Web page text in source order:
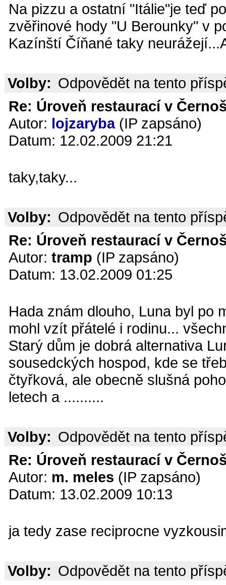
Na pizzu a ostatní "Itálie"je teď
zvěřinové hody "U Berounky" v
Kazínští Číňané taky
Volby: Odpovědět na tento
Re: Úroveň restaurací v
Autor: lojzaryba(IP zapsáno)
Datum: 12.02.2009 21:21
taky,taky...
Volby: Odpovědět na tento
Re: Úroveň restaurací v
Autor: tramp (IP zapsáno)
Datum: 13.02.2009 01:25
Hada znám dlouho, Luna byl po
mohl vzít přátelé i rodinu...
Starý dům je dobrá alternativa
sousedckých hospod, kde se
čtyřková, ale obecně slušná
letech a ..........
Volby: Odpovědět na tento
Re: Úroveň restaurací v
Autor: m. meles (IP zapsáno)
Datum: 13.02.2009 10:13
ja tedy zase reciprocne
Volby: Odpovědět na tento